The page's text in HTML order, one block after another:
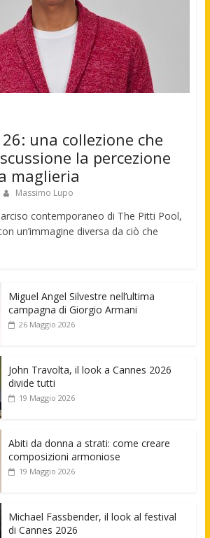
una collezione che
la percezione
maglieria
Massimo Lupo
contemporaneo di The Pitti Pool,
un’immagine diversa da ciò che
Miguel Angel Silvestre nell’ultima
campagna di Giorgio Armani
26 Maggio 2026
John Travolta, il look a Cannes 2026
divide tutti
19 Maggio 2026
Abiti da donna a strati: come creare
composizioni armoniose
19 Maggio 2026
Michael Fassbender, il look al festival
di Cannes 2026